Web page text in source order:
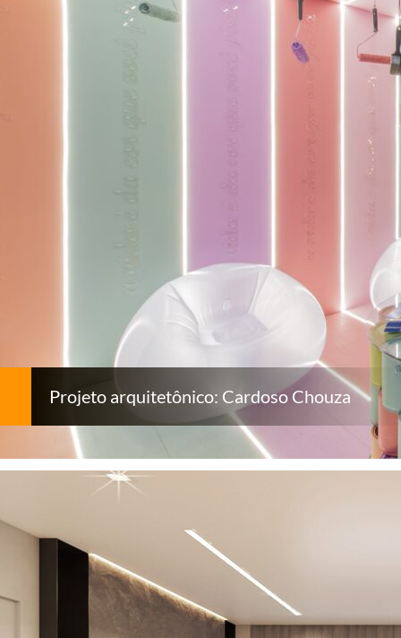
Projeto arquitetônico: Cardoso Chouza